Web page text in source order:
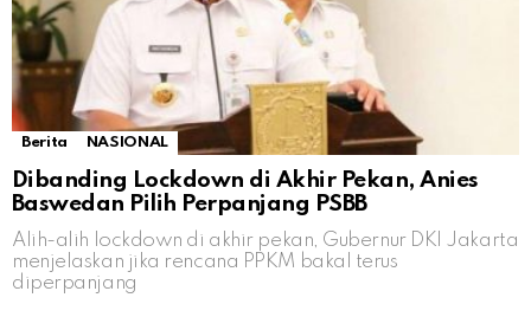
Berita NASIONAL
Dibanding Lockdown di Akhir Pekan, Anies
Baswedan Pilih Perpanjang PSBB
Alih-alih lockdown di akhir pekan, Gubernur DKI Jakarta
menjelaskan jika rencana PPKM bakal terus
diperpanjang